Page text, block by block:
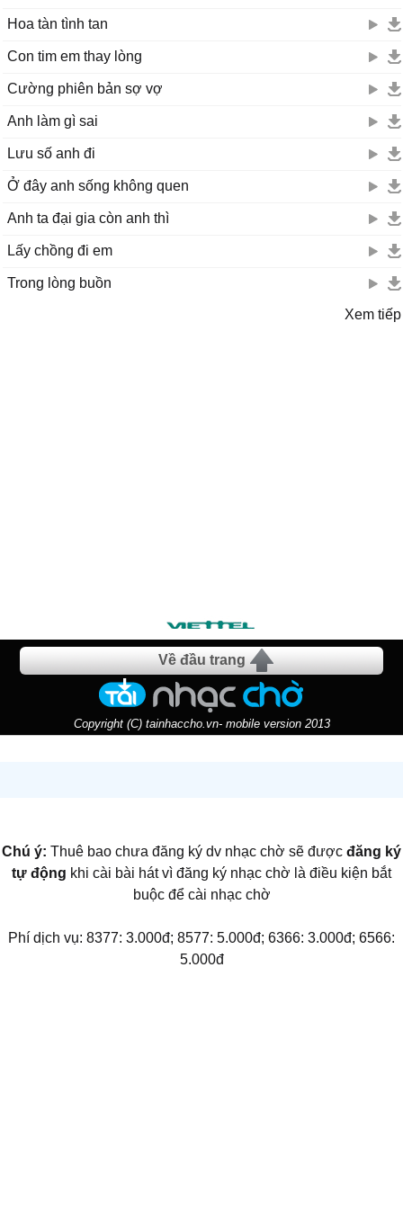
Hoa tàn tình tan
Con tim em thay lòng
Cường phiên bản sợ vợ
Anh làm gì sai
Lưu số anh đi
Ở đây anh sống không quen
Anh ta đại gia còn anh thì
Lấy chồng đi em
Trong lòng buồn
Xem tiếp
Về đầu trang
Copyright (C) tainhaccho.vn- mobile version 2013
Chú ý: Thuê bao chưa đăng ký dv nhạc chờ sẽ được đăng ký
tự động khi cài bài hát vì đăng ký nhạc chờ là điều kiện bắt
buộc để cài nhạc chờ
Phí dịch vụ: 8377: 3.000đ; 8577: 5.000đ; 6366: 3.000đ; 6566:
5.000đ